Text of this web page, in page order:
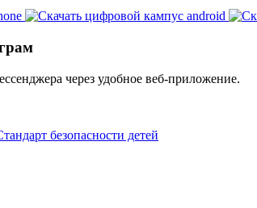
через удобное веб‑приложение.
безопасности детей